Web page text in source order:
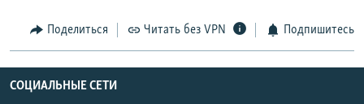
Поделиться Читать без VPN Подпишитесь
СОЦИАЛЬНЫЕ СЕТИ